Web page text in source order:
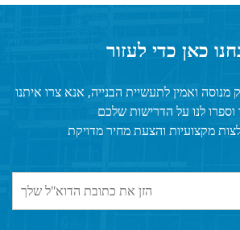
כאן כדי לעזור
ואמין לתעשיית הבנייה, אנא צרו איתנו